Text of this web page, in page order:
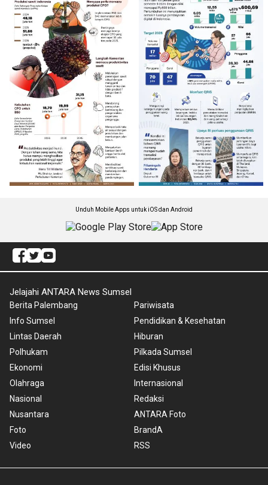
Unduh Mobile Apps untuk iOS dan Android
Jelajahi ANTARA News Sumsel
Berita Palembang
Info Sumsel
Lintas Daerah
Polhukam
Ekonomi
Olahraga
Nasional
Nusantara
Foto
Video
Pariwisata
Pendidikan & Kesehatan
Hiburan
Pilkada Sumsel
Edisi Khusus
Internasional
Redaksi
ANTARA Foto
BrandA
RSS